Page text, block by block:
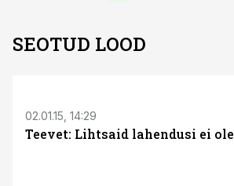
SEOTUD LOOD
02.01.15, 14:29
Teevet: Lihtsaid lahendusi ei ole